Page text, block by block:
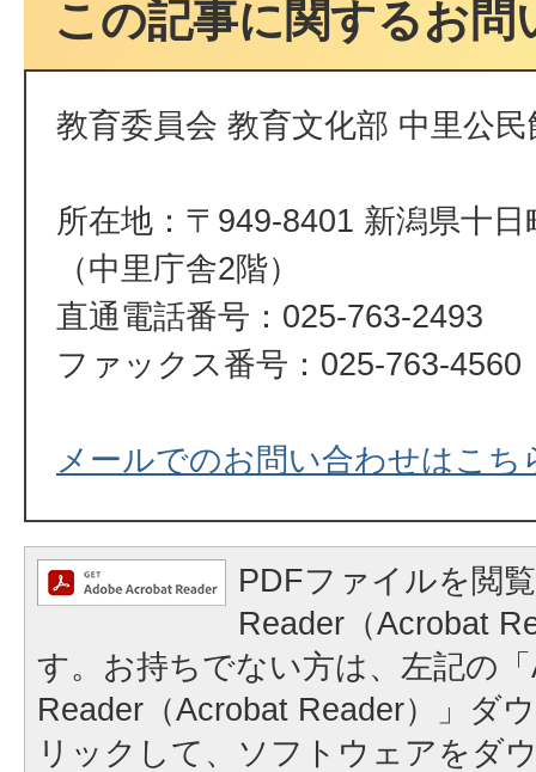
この記事に関するお問
教育委員会 教育文化部 中里公民
所在地：〒949-8401 新潟県十
（中里庁舎2階）
直通電話番号：025-763-2493
ファックス番号：025-763-4560
メールでのお問い合わせはこち
PDFファイルを閲
Reader（Acrobat
す。お持ちでない方は、左記の
Reader（Acrobat Reader）」ダ
リックして、ソフトウェアをダ